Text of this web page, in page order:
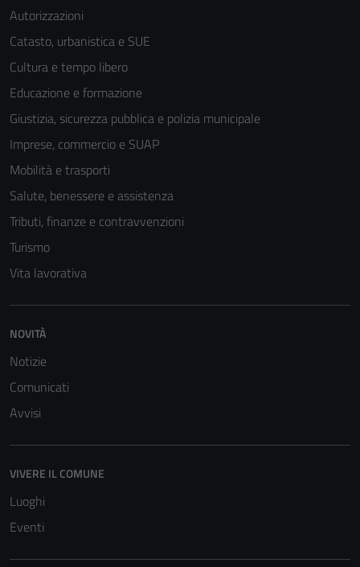
Autorizzazioni
Catasto, urbanistica e SUE
Cultura e tempo libero
Educazione e formazione
Giustizia, sicurezza pubblica e polizia municipale
Imprese, commercio e SUAP
Mobilità e trasporti
Salute, benessere e assistenza
Tributi, finanze e contravvenzioni
Turismo
Vita lavorativa
NOVITÀ
Notizie
Comunicati
Avvisi
VIVERE IL COMUNE
Luoghi
Eventi
del sito e non